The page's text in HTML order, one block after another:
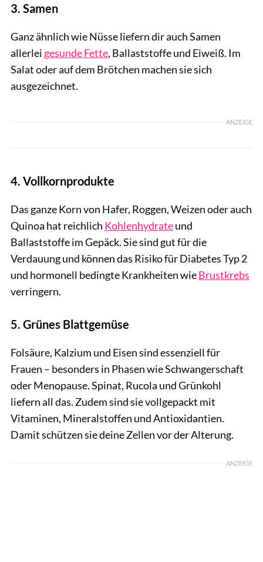
3. Samen
Ganz ähnlich wie Nüsse liefern dir auch Samen
allerlei gesunde Fette, Ballaststoffe und Eiweiß. Im
Salat oder auf dem Brötchen machen sie sich
ausgezeichnet.
ANZEIGE
4. Vollkornprodukte
Das ganze Korn von Hafer, Roggen, Weizen oder auch
Quinoa hat reichlich Kohlenhydrateund
Ballaststoffe im Gepäck. Sie sind gut für die
Verdauung und können das Risiko für Diabetes Typ 2
und hormonell bedingte Krankheiten wieBrustkrebs
verringern.
5. Grünes Blattgemüse
Folsäure, Kalzium und Eisen sind essenziell für
Frauen – besonders in Phasen wie Schwangerschaft
oder Menopause. Spinat, Rucola und Grünkohl
liefern all das. Zudem sind sie vollgepackt mit
Vitaminen, Mineralstoffen und Antioxidantien.
Damit schützen sie deine Zellen vor der Alterung.
ANZEIGE